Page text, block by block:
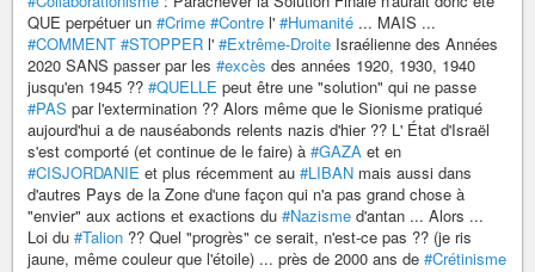
QUE perpétuer un #Crime #Contre l' #Humanité ... MAIS ...
#COMMENT #STOPPER l' #Extrême-Droite Israélienne des Années
2020 SANS passer par les #excès des années 1920, 1930, 1940
jusqu'en 1945 ?? #QUELLE peut être une "solution" qui ne passe
#PAS par l'extermination ?? Alors même que le Sionisme pratiqué
aujourd'hui a de nauséabonds relents nazis d'hier ?? L' État d'Israël
s'est comporté (et continue de le faire) à #GAZA et en
#CISJORDANIE et plus récemment au #LIBAN mais aussi dans
d'autres Pays de la Zone d'une façon qui n'a pas grand chose à
"envier" aux actions et exactions du #Nazisme d'antan ... Alors ...
Loi du #Talion ?? Quel "progrès" ce serait, n'est-ce pas ?? (je ris
jaune, même couleur que l'étoile) ... près de 2000 ans de #Crétinisme